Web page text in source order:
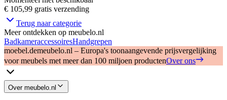
€ 105,99 gratis verzending
Terug naar categorie
Meer ontdekken op meubelo.nl
BadkameraccessoiresHandgrepen
moebel.demeubelo.nl – Europa's toonaangevende prijsvergelijking
voor meubels met meer dan 100 miljoen productenOver ons
Over meubelo.nl